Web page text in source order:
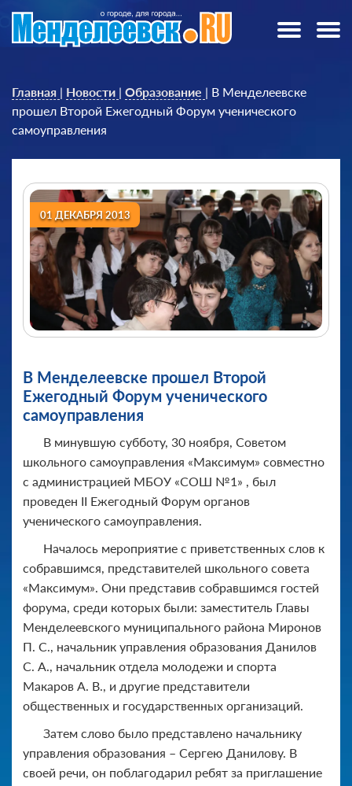
Главная | Новости | Образование | В Менделеевске
прошел Второй Ежегодный Форум ученического
самоуправления
01 ДЕКАБРЯ 2013
В Менделеевске прошел Второй
Ежегодный Форум ученического
самоуправления
В минувшую субботу, 30 ноября, Советом
школьного самоуправления «Максимум» совместно
с администрацией МБОУ «СОШ №1» , был
проведен II Ежегодный Форум органов
ученического самоуправления.
Началось мероприятие с приветственных слов к
собравшимся, представителей школьного совета
«Максимум». Они представив собравшимся гостей
форума, среди которых были: заместитель Главы
Менделеевского муниципального района Миронов
П. С., начальник управления образования Данилов
С. А., начальник отдела молодежи и спорта
Макаров А. В., и другие представители
общественных и государственных организаций.
Затем слово было представлено начальнику
управления образования – Сергею Данилову. В
своей речи, он поблагодарил ребят за приглашение